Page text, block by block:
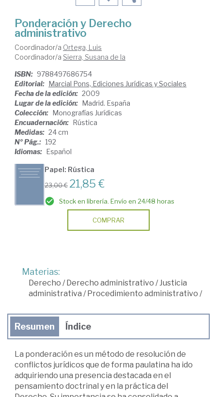
Ponderación y Derecho
administrativo
Coordinador/a Ortega, Luis
Coordinador/a Sierra, Susana de la
ISBN: 9788497686754
Editorial: Marcial Pons, Ediciones Jurídicas y Sociales
Fecha de la edición: 2009
Lugar de la edición: Madrid. España
Colección: Monografías Jurídicas
Encuadernación: Rústica
Medidas: 24 cm
Nº Pág.: 192
Idiomas: Español
Papel: Rústica
23,00 € 21,85 €
Stock en librería. Envío en 24/48 horas
COMPRAR
Materias:
Derecho /Derecho administrativo /Justicia
administrativa /Procedimiento administrativo /
Resumen Índice
La ponderación es un método de resolución de
conflictos jurídicos que de forma paulatina ha ido
adquiriendo una presencia destacada en el
pensamiento doctrinal y en la práctica del